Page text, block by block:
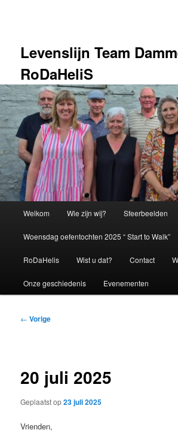
inhoudLevenslijn Team
RoDaHeliS
Welkom Wie zijn wij? Sfeerbeelden
Woensdag oefentochten 2025 “ Start to Walk”
RoDaHelis Wist u dat? Contact
Onze geschiedenis Evenementen
Bericht
← Vorige
20 juli 2025
Geplaatst op23 juli 2025
Vrienden,